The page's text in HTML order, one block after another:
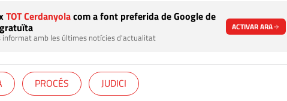
TOT Cerdanyolacom a font preferida de Google de
informat amb les últimes notícies d'actualitat
ACTIVAR ARA
PROCÉS JUDICI